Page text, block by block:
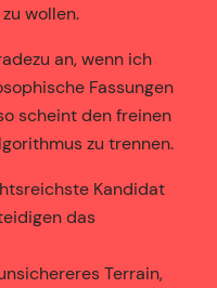
wollen.
an, wenn ich
Fassungen
scheint den freinen
zu trennen.
Kandidat
das
Terrain,